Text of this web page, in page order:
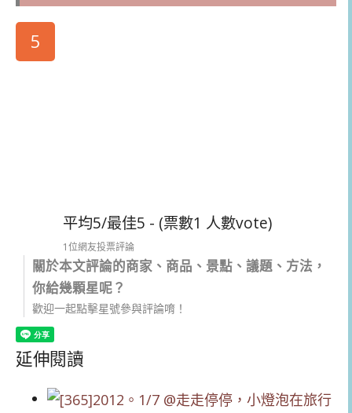
5
平均5/最佳5 - (票數1 人數vote)
1位網友投票評論
關於本文評論的商家、商品、景點、議題、方法，
你給幾顆星呢？
歡迎一起點擊星號參與評論唷！
延伸閱讀